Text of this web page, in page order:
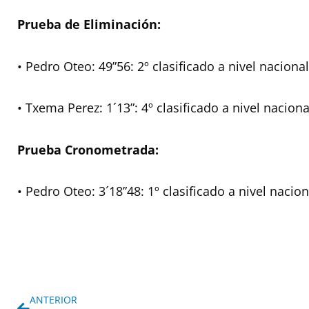
Prueba de Eliminación:
• Pedro Oteo: 49”56: 2º clasificado a nivel nacional
• Txema Perez: 1´13”: 4º clasificado a nivel
Prueba Cronometrada:
• Pedro Oteo: 3´18”48: 1º clasificado a nivel
ANTERIOR